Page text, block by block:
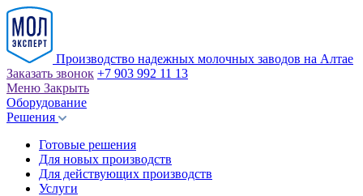
Производство надежных молочных заводов на Алтае
Заказать звонок +7 903 992 11 13
Меню Закрыть
Оборудование
Решения
Готовые решения
Для новых производств
Для действующих производств
Услуги